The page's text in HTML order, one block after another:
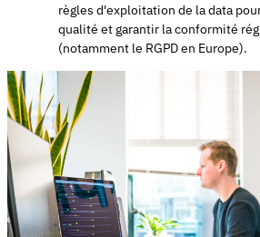
règles d'exploitation de la data
qualité et garantir la conformité
(notamment le RGPD en Europe).